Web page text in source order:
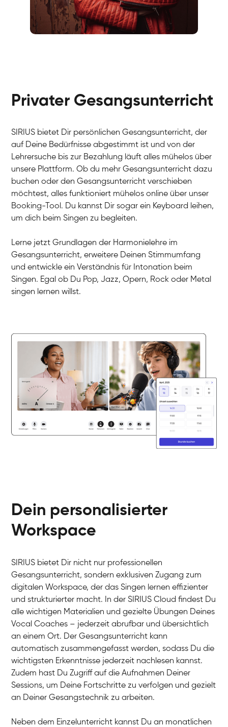
Gesang / Vocal
Anna
Gesang / Vocal
Gesang / Vocal
Gesang / Vocal
Gesang / Vocal
Gesang / Vocal
Gesang / Vocal
Gesang / Vocal
Gesang / Vocal
Gesang / Vocal
Gesang / Vocal
Gesang / Vocal
Privater Gesangsunterricht
SIRIUS bietet Dir persönlichen Gesangsunterricht, der
auf Deine Bedürfnisse abgestimmt ist und von der
Lehrersuche bis zur Bezahlung läuft alles mühelos über
unsere Plattform. Ob du mehr Gesangsunterricht dazu
buchen oder den Gesangsunterricht verschieben
möchtest, alles funktioniert mühelos online über unser
Booking-Tool. Du kannst Dir sogar ein Keyboard leihen,
um dich beim Singen zu begleiten.
Lerne jetzt Grundlagen der Harmonielehre im
Gesangsunterricht, erweitere Deinen Stimmumfang
und entwickle ein Verständnis für Intonation beim
Singen. Egal ob Du Pop, Jazz, Opern, Rock oder Metal
singen lernen willst.
Dein personalisierter
Workspace
SIRIUS bietet Dir nicht nur professionellen
Gesangsunterricht, sondern exklusiven Zugang zum
digitalen Workspace, der das Singen lernen effizienter
und strukturierter macht. In der SIRIUS Cloud findest Du
alle wichtigen Materialien und gezielte Übungen Deines
Vocal Coaches – jederzeit abrufbar und übersichtlich
an einem Ort. Der Gesangsunterricht kann
automatisch zusammengefasst werden, sodass Du die
wichtigsten Erkenntnisse jederzeit nachlesen kannst.
Zudem hast Du Zugriff auf die Aufnahmen Deiner
Sessions, um Deine Fortschritte zu verfolgen und gezielt
an Deiner Gesangstechnik zu arbeiten.
Neben dem Einzelunterricht kannst Du an monatlichen